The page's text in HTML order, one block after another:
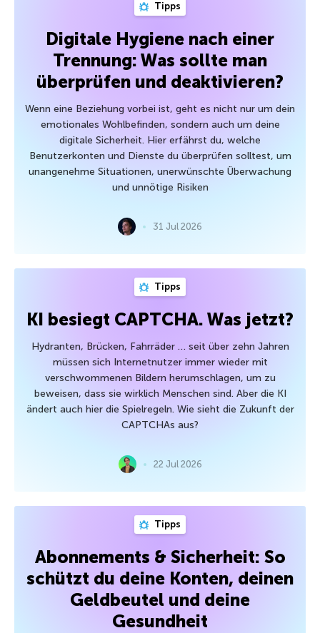
Tipps
Digitale Hygiene nach einer
Trennung: Was sollte man
überprüfen und deaktivieren?
Wenn eine Beziehung vorbei ist, geht es nicht nur um dein
emotionales Wohlbefinden, sondern auch um deine
digitale Sicherheit. Hier erfährst du, welche
Benutzerkonten und Dienste du überprüfen solltest, um
unangenehme Situationen, unerwünschte Überwachung
und unnötige Risiken
31 Jul 2026
Tipps
KI besiegt CAPTCHA. Was jetzt?
Hydranten, Brücken, Fahrräder … seit über zehn Jahren
müssen sich Internetnutzer immer wieder mit
verschwommenen Bildern herumschlagen, um zu
beweisen, dass sie wirklich Menschen sind. Aber die KI
ändert auch hier die Spielregeln. Wie sieht die Zukunft der
CAPTCHAs aus?
22 Jul 2026
Tipps
Abonnements & Sicherheit: So
schützt du deine Konten, deinen
Geldbeutel und deine
Gesundheit